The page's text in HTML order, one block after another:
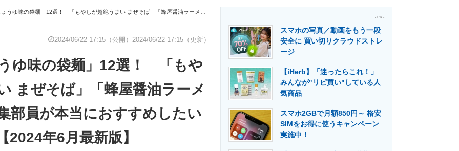
経営リーダーのコミュニティ マーケ×ITの今がよく分かる
IT製品の技術・比較・事例 製造業のIT導入・活用を支援
ス専門サイト 電子設計の基本と応用 エネルギーの専門メディア 建設×テクノロジーの最前線
袋麺」12選！ 「もやしが超絶うまい まぜそば」「蜂屋醤油ラーメン」など、編集部員が本当におすすめしたい逸品を紹介！【2024年6月最新版】
2024/06/22 17:15（公開） 2024/06/22 17:15（更新）
ゆ味の袋麺」12選！ 「もや
まぜそば」「蜂屋醤油ラーメ
部員が本当におすすめしたい
2024年6月最新版】
- PR -
スマホの写真／動画をもう一段
安全に 買い切りクラウドストレ
ージ
【iHerb】「迷ったらこれ！」
みんなが"リピ買い"している人
気商品
スマホ2GBで月額850円～ 格安
SIMをお得に使うキャンペーン
実施中！